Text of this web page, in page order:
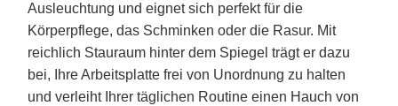
Ausleuchtung und eignet sich perfekt für die
Körperpflege, das Schminken oder die Rasur. Mit
reichlich Stauraum hinter dem Spiegel trägt er dazu
bei, Ihre Arbeitsplatte frei von Unordnung zu halten
und verleiht Ihrer täglichen Routine einen Hauch von